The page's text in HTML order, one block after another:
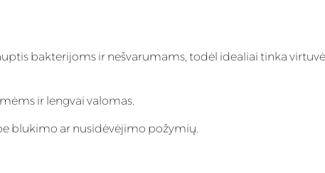
bakterijoms ir nešvarumams, todėl idealiai tinka
ir lengvai valomas.
blukimo ar nusidėvėjimo požymių.